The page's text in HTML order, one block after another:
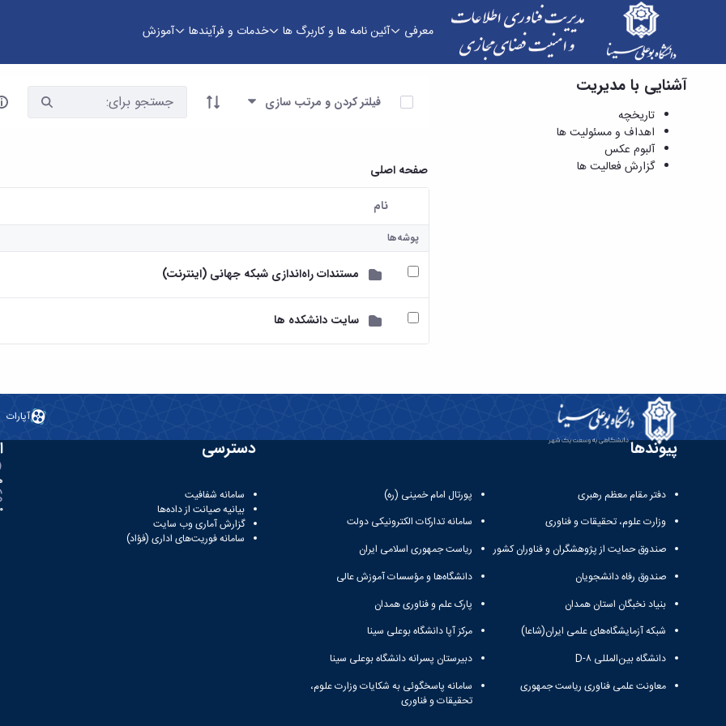
معرفی آئین نامه ها و کاربرگ ها خدمات و فرآیندها آموزش
آلبوم عکس - مدیریت فناوری اطلاعات و امنیت فضای مجازی
آشنایی با مدیریت
تاریخچه
اهداف و مسئولیت ها
آلبوم عکس
گزارش فعالیت ها
آیتم ها را انتخاب کنید
فیلتر کردن و مرتب سازی
صفحه اصلی
کاربر انتخاب شده
نام
پوشه‌ها
مستندات راه‌اندازی شبکه جهانی (اینترنت)
سایت دانشکده ها
آپارات
پیوندها
دفتر مقام معظم رهبری
وزارت علوم، تحقیقات و فناوری
صندوق حمایت از پژوهشگران و فناوران کشور
صندوق رفاه دانشجویان
بنیاد نخبگان استان همدان
شبکه آزمایشگاه‌های علمی ایران(شاعا)
دانشگاه بین‌المللی D-۸
معاونت علمی فناوری ریاست جمهوری
پورتال امام خمینی (ره)
سامانه تدارکات الکترونیکی دولت
ریاست جمهوری اسلامی ایران
دانشگاه‌ها و مؤسسات آموزش عالی
پارک علم و فناوری همدان
مرکز آپا دانشگاه بوعلی سینا
دبیرستان پسرانه دانشگاه بوعلی سینا
سامانه پاسخگوئی به شکایات وزارت علوم،
تحقیقات و فناوری
دسترسی
سامانه شفافیت
بیانیه صیانت از داده‌ها
گزارش آماری وب‌ سایت
سامانه فوریت‌های اداری (فؤاد)